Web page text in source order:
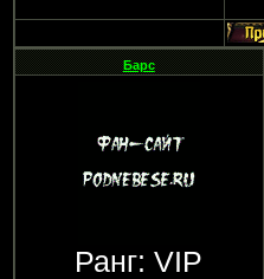
Барс
Ранг: VIP